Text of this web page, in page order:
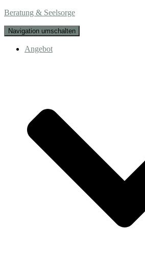
Beratung & Seelsorge
Navigation umschalten
Angebot